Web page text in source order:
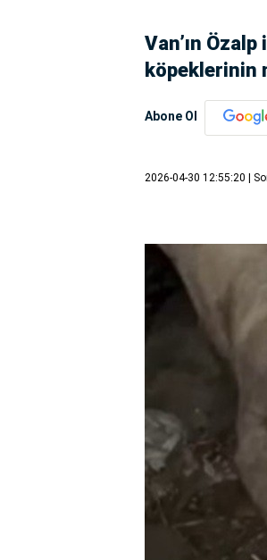
Van’ın
köpeklerinin
Abone Ol
2026-04-30 12:55:20 |